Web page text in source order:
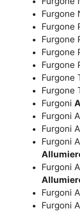
Furgone
Furgone
Furgone
Furgone
Furgone
Furgone
Furgone
Furgoni
Furgoni
Furgoni
Furgoni
Furgoni
Furgoni
Furgoni